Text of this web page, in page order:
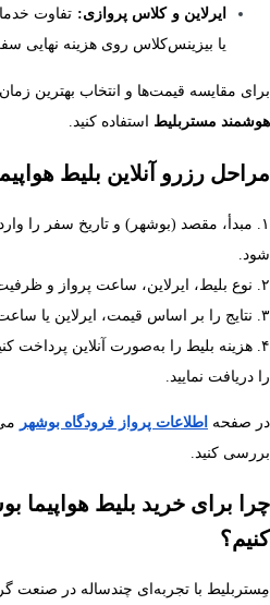
ایرلاین و کلاس پروازی: تفاوت
یا بیزینس‌کلاس روی هزینه نهایی
برای مقایسه قیمت‌ها و انتخاب بهترین
هوشمند مستربلیط استفاده کنید.
مراحل رزرو آنلاین بلیط
۱. مبدأ، مقصد (بوشهر) و تاریخ سفر را
شود.
۲. نوع بلیط، ایرلاین، ساعت پرواز و ظرفیت باقی‌مانده را مشاهده کنید.
۳. نتایج را بر اساس قیمت، ایرلاین یا ساعت حرکت دسته‌بندی کنید.
۴. هزینه بلیط را به‌صورت آنلاین پرداخت
را دریافت نمایید.
در صفحه اطلاعات پرواز فرودگاه بوشهر
بررسی کنید.
چرا برای خرید بلیط هواپیما
کنیم؟
مِستربلیط با تجربه‌ای چندساله در صنعت